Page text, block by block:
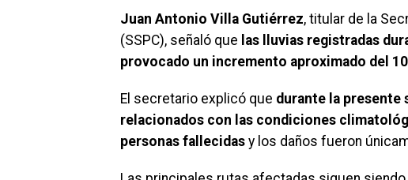
Juan Antonio Villa Gutiérrez, titular de la
(SSPC), señaló que las lluvias registradas
provocado un incremento aproximado del
El secretario explicó que durante la presente
relacionados con las condiciones
personas fallecidas y los daños fueron